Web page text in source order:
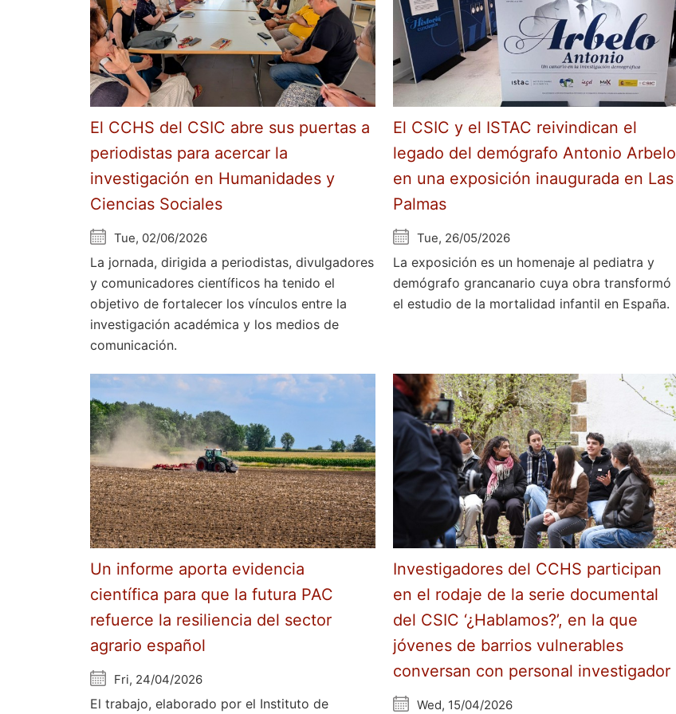
El CCHS del CSIC abre sus puertas a
periodistas para acercar la
investigación en Humanidades y
Ciencias Sociales
Tue, 02/06/2026
La jornada, dirigida a periodistas, divulgadores
y comunicadores científicos ha tenido el
objetivo de fortalecer los vínculos entre la
investigación académica y los medios de
comunicación.
El CSIC y el ISTAC reivindican el
legado del demógrafo Antonio Arbelo
en una exposición inaugurada en Las
Palmas
Tue, 26/05/2026
La exposición es un homenaje al pediatra y
demógrafo grancanario cuya obra transformó
el estudio de la mortalidad infantil en España.
Un informe aporta evidencia
científica para que la futura PAC
refuerce la resiliencia del sector
agrario español
Fri, 24/04/2026
El trabajo, elaborado por el Instituto de
Investigadores del CCHS participan
en el rodaje de la serie documental
del CSIC ‘¿Hablamos?’, en la que
jóvenes de barrios vulnerables
conversan con personal investigador
Wed, 15/04/2026